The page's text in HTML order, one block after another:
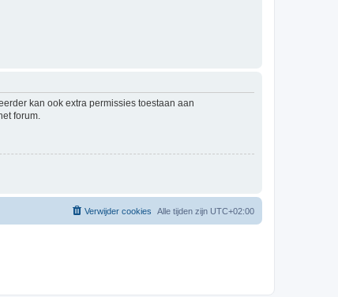
kan ook extra permissies toestaan aan
forum.
Alle tijden zijn UTC+02:00
Verwijder cookies